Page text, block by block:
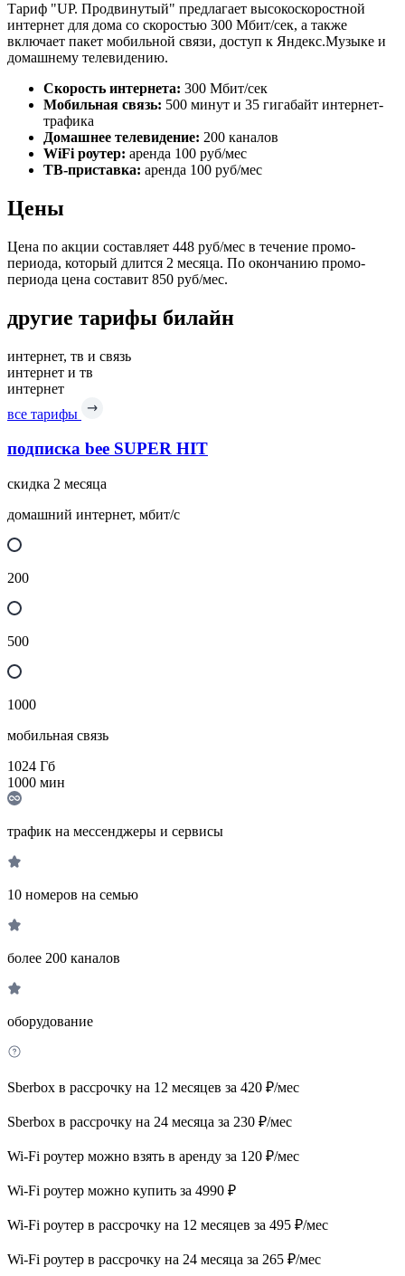
Тариф "UP. Продвинутый" предлагает высокоскоростной
интернет для дома со скоростью 300 Мбит/сек, а также
включает пакет мобильной связи, доступ к Яндекс.Музыке и
домашнему телевидению.
Скорость интернета: 300 Мбит/сек
Мобильная связь: 500 минут и 35 гигабайт интернет-
трафика
Домашнее телевидение: 200 каналов
WiFi роутер: аренда 100 руб/мес
ТВ-приставка: аренда 100 руб/мес
Цены
Цена по акции составляет 448 руб/мес в течение промо-
периода, который длится 2 месяца. По окончанию промо-
периода цена составит 850 руб/мес.
другие тарифы билайн
интернет, тв и связь
интернет и тв
интернет
все тарифы
подписка bee SUPER HIT
скидка 2 месяца
домашний интернет, мбит/с
200
500
1000
мобильная связь
1024 Гб
1000 мин
трафик на мессенджеры и сервисы
10 номеров на семью
более 200 каналов
оборудование
Sberbox в рассрочку на 12 месяцев за 420 ₽/мес
Sberbox в рассрочку на 24 месяца за 230 ₽/мес
Wi-Fi роутер можно взять в аренду за 120 ₽/мес
Wi-Fi роутер можно купить за 4990 ₽
Wi-Fi роутер в рассрочку на 12 месяцев за 495 ₽/мес
Wi-Fi роутер в рассрочку на 24 месяца за 265 ₽/мес